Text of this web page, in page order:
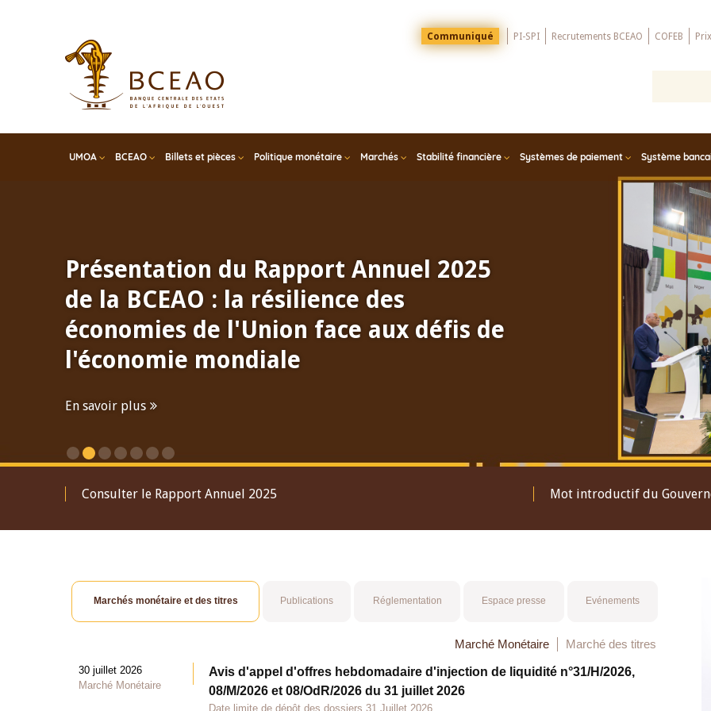
Menu
Top
Communiqué PI-SPI Recrutements BCEAO COFEB
UMOA BCEAO Billets et pièces Politique monétaire Marchés Stabilité financière Systèmes de paiement Système
Présentation du Rapport Annuel 2025
de la BCEAO : la résilience des
économies de l'Union face aux défis de
l'économie mondiale
En savoir plus
Consulter le Rapport Annuel 2025 Mot introductif du
Marchés monétaire et des titres Publications Réglementation Espace presse Evénements
Marché Monétaire Marché des titres
30 juillet 2026
Marché Monétaire
Avis d'appel d'offres hebdomadaire d'injection de liquidité n°31/H/2026,
08/M/2026 et 08/OdR/2026 du 31 juillet 2026
Date limite de dépôt des dossiers 31 Juillet 2026